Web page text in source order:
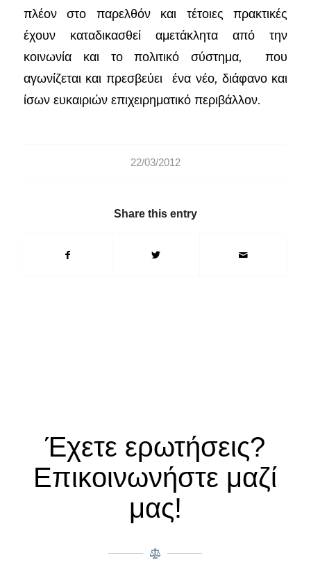
πλέον στο παρελθόν και τέτοιες πρακτικές
έχουν καταδικασθεί αμετάκλητα από την
κοινωνία και το πολιτικό σύστημα, που
αγωνίζεται και πρεσβεύει ένα νέο, διάφανο και
ίσων ευκαιριών επιχειρηματικό περιβάλλον.
22/03/2012
Share this entry
Έχετε ερωτήσεις?
Επικοινωνήστε μαζί
μας!